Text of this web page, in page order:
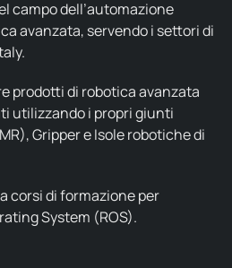
campo dell’automazione
avanzata, servendo i settori di
prodotti di robotica avanzata
utilizzandoi propri giunti
Gripper e Isolerobotiche di
corsi di formazione per
System (ROS).